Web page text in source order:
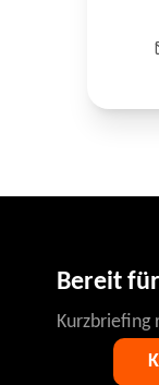
Bereit
Kurzbriefing